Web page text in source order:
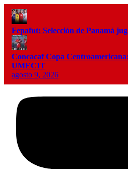
Fepafut: Selección de Panamá
Concacaf Copa
UMECIT
agosto 9, 2026